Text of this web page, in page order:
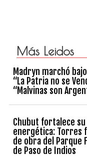
Más Leidos
Madryn marchó
“La Patria no se
“Malvinas son
Chubut fortalece
energética: Torres
de obra del Parque
de Paso de Indios